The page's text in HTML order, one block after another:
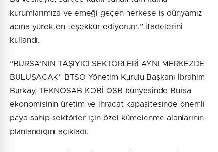
kurumlarımıza ve emeği geçen herkese iş dünyamız
adına yürekten teşekkür ediyorum.” ifadelerini
kullandı.
“BURSA’NIN TAŞIYICI SEKTÖRLERİ AYNI MERKEZDE
BULUŞACAK” BTSO Yönetim Kurulu Başkanı İbrahim
Burkay, TEKNOSAB KOBİ OSB bünyesinde Bursa
ekonomisinin üretim ve ihracat kapasitesinde önemli
paya sahip sektörler için özel kümelenme alanlarının
planlandığını açıkladı.